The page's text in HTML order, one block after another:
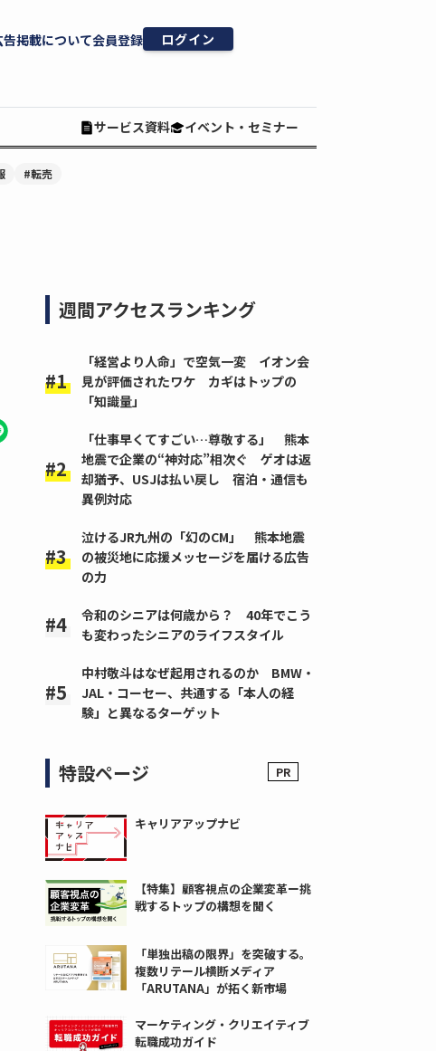
告掲載について会員登録 ログイン
サービス資料 イベント・セミナー
#転売
週間アクセスランキング
「経営より人命」で空気一変 イオン会
見が評価されたワケ カギはトップの
「知識量」
「仕事早くてすごい…尊敬する」 熊本
地震で企業の“神対応”相次ぐ ゲオは返
却猶予、USJは払い戻し 宿泊・通信も
異例対応
泣けるJR九州の「幻のCM」 熊本地震
の被災地に応援メッセージを届ける広告
の力
令和のシニアは何歳から？ 40年でこう
も変わったシニアのライフスタイル
中村敬斗はなぜ起用されるのか BMW・
JAL・コーセー、共通する「本人の経
験」と異なるターゲット
特設ページ
キャリアアップナビ
【特集】顧客視点の企業変革ー挑
戦するトップの構想を聞く
「単独出稿の限界」を突破する。
複数リテール横断メディア
「ARUTANA」が拓く新市場
マーケティング・クリエイティブ
転職成功ガイド